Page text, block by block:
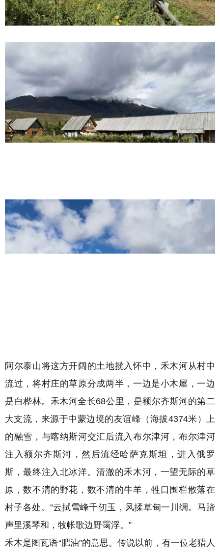
阿尔泰山将这方开阔的土地揽入怀中， 禾木河从村中
流过，将村庄的草原分成两半，一边是小木屋，一边
是白桦林。 禾木河全长68公里，是额尔齐斯河的第二
大支流，来源于中蒙边境的友谊峰（海拔4374米）上
的融雪，与喀纳斯河交汇后流入布尔津河，布尔津河
注入额尔齐斯河，然后流经哈萨克斯坦，进入俄罗
斯，最终注入北冰洋。清澈的禾木河，一望无际的草
原，数不清的野花，数不清的牛羊，牲口围栏散落在
村子各处。“云拭雪峰千仞玉，风揉草甸一川绸。马蹄
声里溪琴和，牧帐歌边野霭浮。”
禾木是图瓦语“肥油”的意思。传说以前，有一位老猎人